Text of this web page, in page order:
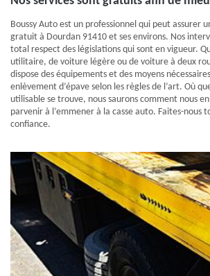
Boussy Auto est un professionnel qui peut assurer
gratuit à Dourdan 91410 et ses environs. Nos
total respect des législations qui sont en vigueur.
utilitaire, de voiture légère ou de voiture à deux
dispose des équipements et des moyens
enlèvement d’épave selon les règles de l’art. Où
utilisable se trouve, nous saurons comment nous
parvenir à l’emmener à la casse auto. Faites-nous
confiance.